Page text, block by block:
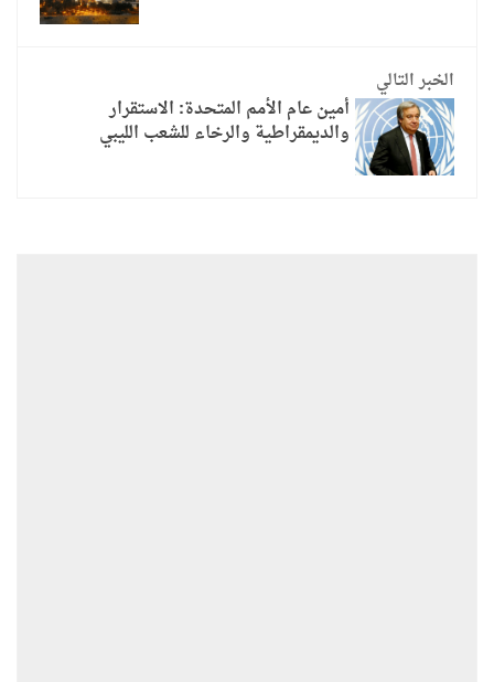
الخبر التالي
أمين عام الأمم المتحدة: الاستقرار
والديمقراطية والرخاء للشعب الليبي